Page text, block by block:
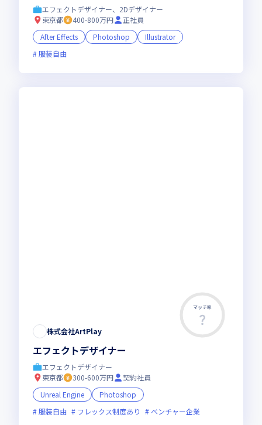
エフェクトデザイナー、2Dデザイナー
東京都
400-800万円
正社員
After Effects
Photoshop
Illustrator
服装自由
マッチ率
株式会社ArtPlay
エフェクトデザイナー
エフェクトデザイナー
東京都
300-600万円
契約社員
Unreal Engine
Photoshop
服装自由
フレックス制度あり ベンチャー企業